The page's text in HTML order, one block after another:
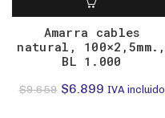
Amarra cables
natural, 100×2,5mm.,
BL 1.000
$9.659 El
$6.899ElIVA incluido